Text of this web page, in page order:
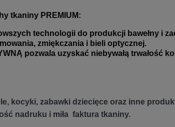
tkaniny PREMIUM:
technologii do produkcji bawełny i
zmiękczania i bieli optycznej.
pozwala uzyskać niebywałą trwałość
kocyki, zabawki dziecięce oraz inne
nadruku i miła faktura tkaniny.